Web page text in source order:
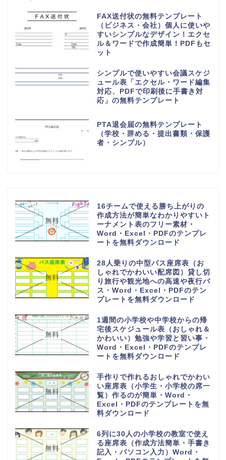
FAX送付状の無料テンプレート
（ビジネス・会社）個人に使いや
すいシンプルなデザイン！エクセ
ル＆ワードで作成簡単！PDFもセ
ット
シンプルで使いやすい会議スケジ
ュール表「エクセル・ワード編集
対応、PDFで印刷後に手書き対
応」の無料テンプレート
PTA退会届の無料テンプレート
（学校・辞める・提出書類・保護
者・シンプル）
16チームで使える勝ち上がりの
作成方法が簡単なわかりやすいト
ーナメント表のフリー素材・
Word・Excel・PDFのテンプレ
ートを無料ダウンロード
28人乗りの中型バス座席表（お
しゃれでかわいい配席図）貸し切
り旅行や観光地への高速や夜行バ
ス・Word・Excel・PDFのテン
プレートを無料ダウンロード
1週間の小学校や中学校からの帰
宅後スケジュール表（おしゃれ＆
かわいい）勉強や学習と習い事・
Word・Excel・PDFのテンプレ
ートを無料ダウンロード
手作りで作れるおしゃれでかわい
い座席表（小学生・小学校の席一
覧）作るのが簡単・Word・
Excel・PDFのテンプレートを無
料ダウンロード
6列に30人の小学校の教室で使え
る座席表（作成方法簡単・手書き
記入・パソコン入力）Word・